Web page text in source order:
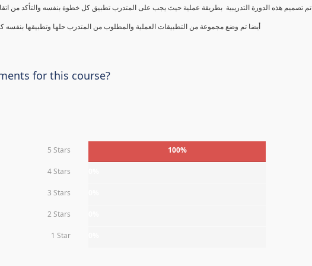
تم تصميم هذه الدورة التدريبية بطريقة عملية حيث يجب على المتدرب تطبيق كل خطوة بنفسه والتأكد من اتقانه
أيضا تم وضع مجموعة من التطبيقات العملية والمطلوب من المتدرب حلها وتطبيقها بنفسه
for this course?
5 Stars 100%
4 Stars
3 Stars
2 Stars
1 Star